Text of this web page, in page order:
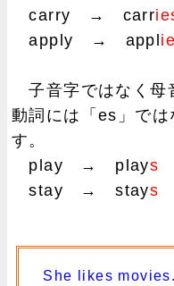
carry → carr
apply → appl
子音字ではなく母
動詞には「es」では
す。
play → plays
stay → stays
She likes